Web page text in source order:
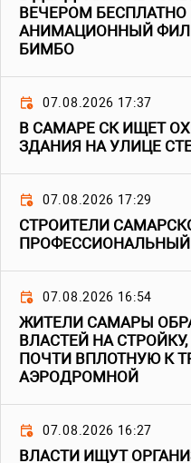
ВЕЧЕРОМ
АНИМАЦИОННЫЙ
БИМБО
07.08.2026 17:37
В САМАРЕ СК ИЩЕТ
ЗДАНИЯ НА УЛИЦЕ
07.08.2026 17:29
СТРОИТЕЛИ
07.08.2026 16:54
ЖИТЕЛИ САМАРЫ
ВЛАСТЕЙ НА
ПОЧТИ ВПЛОТНУЮ К
АЭРОДРОМНОЙ
07.08.2026 16:27
ВЛАСТИ ИЩУТ